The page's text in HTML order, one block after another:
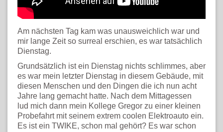
Am nächsten Tag kam was unausweichlich war und
mir lange Zeit so surreal erschien, es war tatsächlich
Dienstag.
Grundsätzlich ist ein Dienstag nichts schlimmes, aber
es war mein letzter Dienstag in diesem Gebäude, mit
diesen Menschen und den Dingen die ich nun acht
Jahre lang gemacht hatte. Nach dem Mittagessen
lud mich dann mein Kollege Gregor zu einer kleinen
Probefahrt mit seinem extrem coolen Elektroauto ein.
Es ist ein TWIKE, schon mal gehört? Es war schon